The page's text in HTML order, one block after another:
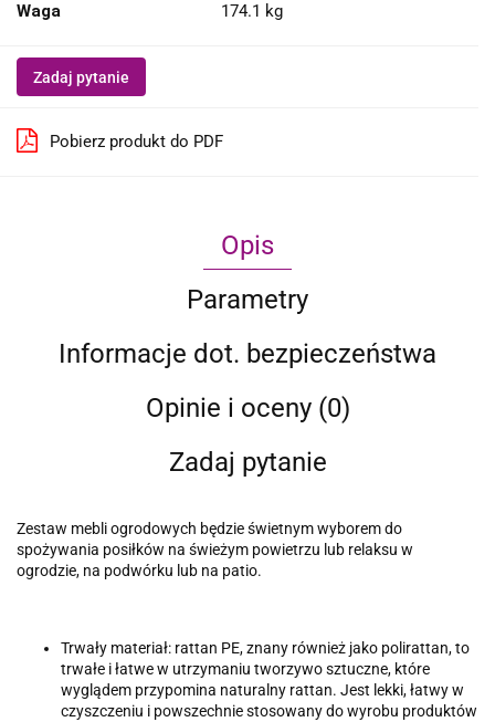
Waga 174.1 kg
Zadaj pytanie
Pobierz produkt do PDF
Opis
Parametry
Informacje dot. bezpieczeństwa
Opinie i oceny (0)
Zadaj pytanie
Zestaw mebli ogrodowych będzie świetnym wyborem do
spożywania posiłków na świeżym powietrzu lub relaksu w
ogrodzie, na podwórku lub na patio.
Trwały materiał: rattan PE, znany również jako polirattan, to
trwałe i łatwe w utrzymaniu tworzywo sztuczne, które
wyglądem przypomina naturalny rattan. Jest lekki, łatwy w
czyszczeniu i powszechnie stosowany do wyrobu produktów